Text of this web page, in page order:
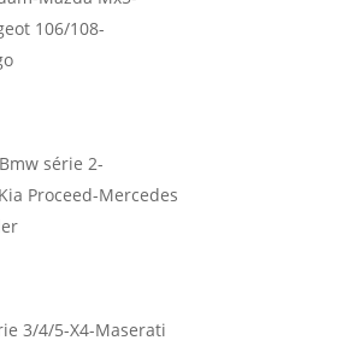
106/108-
série 2-
Proceed-Mercedes
3/4/5-X4-Maserati